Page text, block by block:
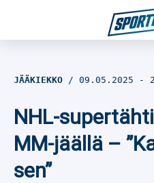
Jalkapallo
Yleisurheilu
JÄÄKIEKKO 09.05.2025 -
NHL-
MM-jäällä –
sen”